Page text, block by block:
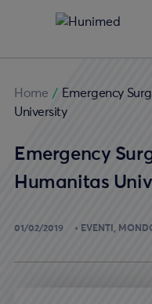
Home / Emergency
University
Emergency
Humanitas
01/02/2019 EVENTI